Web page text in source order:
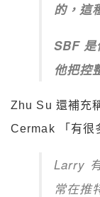
的，這
SBF 是
他把控
Zhu Su 還補充
Cermak 「有很
Larry
常在推